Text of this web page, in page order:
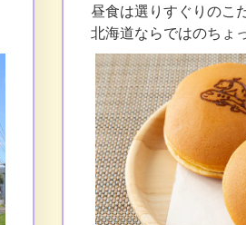
昼食は選りすぐりのこ
北海道ならではのちょ